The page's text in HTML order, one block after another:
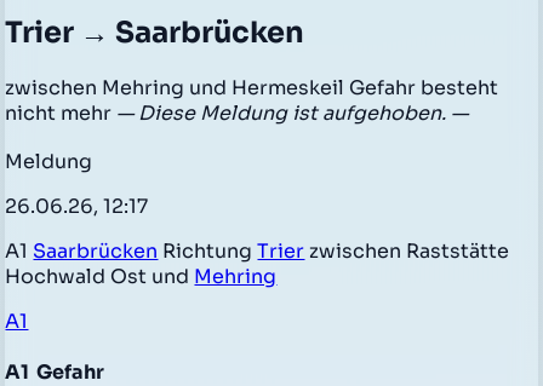
Trier → Saarbrücken
zwischen Mehring und Hermeskeil Gefahr besteht
nicht mehr — Diese Meldung ist aufgehoben. —
Meldung
26.06.26, 12:17
A1 Saarbrücken RichtungTrier zwischen Raststätte
Hochwald Ost und Mehring
A1
A1 Gefahr